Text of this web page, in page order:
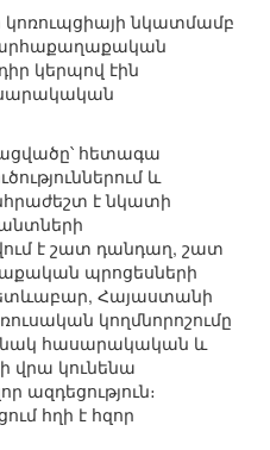
կոռուպցիայի նկատմամբ
կերպով էին
հետագա
և
է նկատի
է շատ դանդաղ, շատ
պրոցեսների
Հայաստանի
կողմնորոշումը
հասարակական և
վրա կունենա
ազդեցություն։
հղի է հզոր